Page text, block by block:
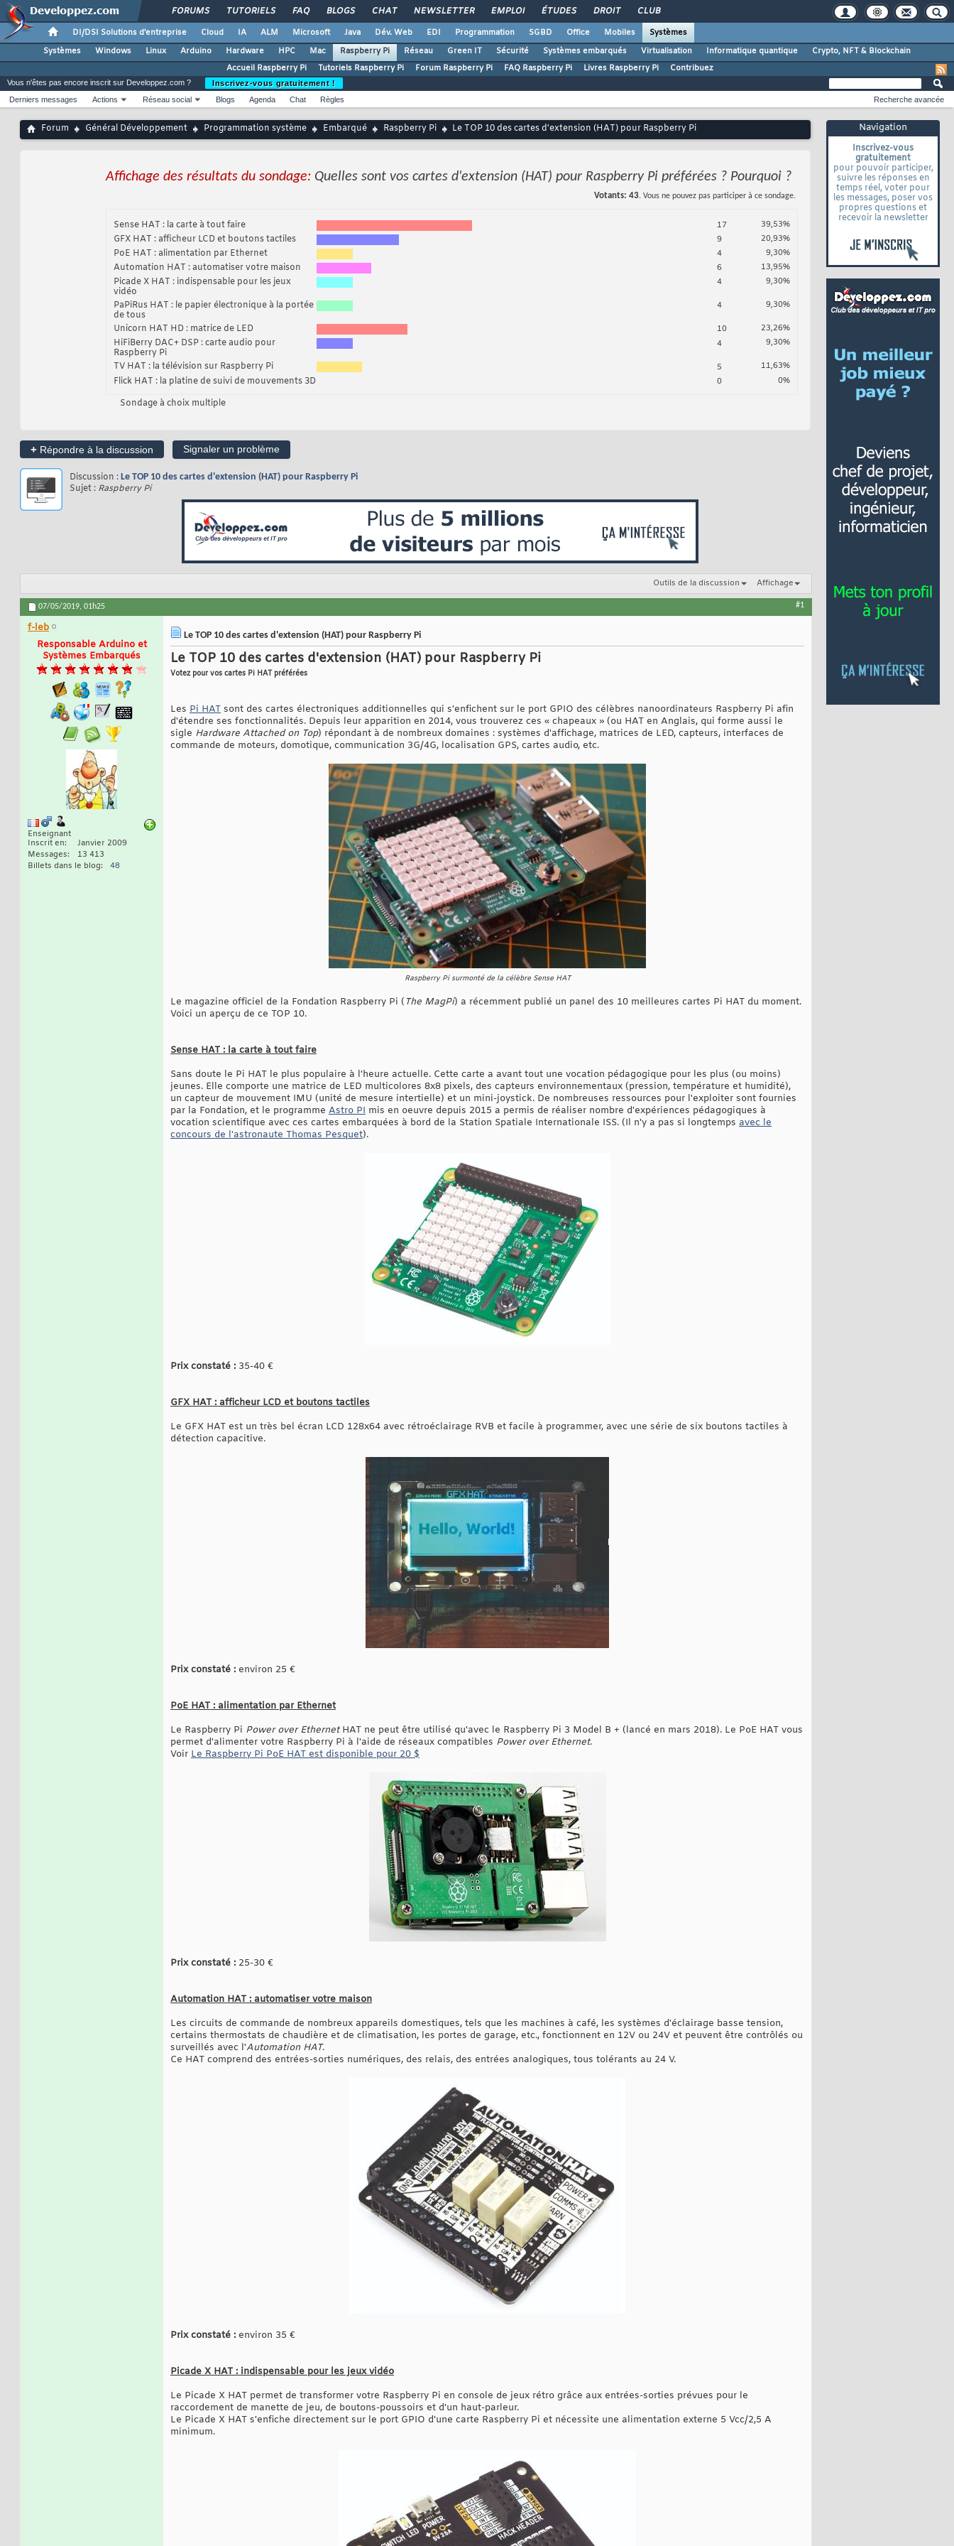
FORUMS TUTORIELS FAQ BLOGS CHAT NEWSLETTER EMPLOI ÉTUDES DROIT CLUB
DI/DSI Solutions d'entreprise Cloud IA ALM Microsoft Java Dév. Web EDI Programmation SGBD Office Mobiles
Systèmes
Systèmes
Windows Linux Arduino Hardware HPC Mac Raspberry Pi Réseau Green IT Sécurité Systèmes embarqués Virtualisation Informatique quantique
Crypto, NFT & Blockchain
Accueil Raspberry Pi
Tutoriels Raspberry Pi Forum Raspberry Pi FAQ Raspberry Pi Livres Raspberry Pi Contribuez
Navigation
Inscrivez-vous
gratuitement
pour pouvoir participer,
suivre les réponses en
temps réel, voter pour
les messages, poser vos
propres questions et
recevoir la newsletter
Vous n'êtes pas encore inscrit sur Developpez.com ?
Inscrivez-vous gratuitement !
Derniers messages
Actions Réseau social Blogs Agenda Chat Règles Recherche avancée
Forum Général Développement Programmation système Embarqué Raspberry Pi Le TOP 10 des cartes d'extension (HAT) pour Raspberry Pi
Affichage des résultats du sondage: Quelles sont vos cartes d'extension (HAT) pour Raspberry Pi préférées ? Pourquoi ?
Votants 43. Vous ne pouvez pas participer à ce sondage.
Sense HAT : la carte à tout faire 17 39,53%
GFX HAT : afficheur LCD et boutons tactiles 9 20,93%
PoE HAT : alimentation par Ethernet 4 9,30%
Automation HAT : automatiser votre maison 6 13,95%
Picade X HAT : indispensable pour les jeux
vidéo
4 9,30%
PaPiRus HAT : le papier électronique à la portée
de tous
4 9,30%
Unicorn HAT HD : matrice de LED 10 23,26%
HiFiBerry DAC+ DSP : carte audio pour
Raspberry Pi
4 9,30%
TV HAT : la télévision sur Raspberry Pi 5 11,63%
Flick HAT : la platine de suivi de mouvements 3D 0 0%
Sondage à choix multiple
+ Répondre à la discussion Signaler un problème
Discussion : Le TOP 10 des cartes d'extension (HAT) pour Raspberry Pi
Sujet : Raspberry Pi
Outils de la discussion Affichage
07/05/2019, 01h25 #1
f-leb
Responsable Arduino et
Systèmes Embarqués
Enseignant
Inscrit en
Janvier 2009
Messages
13 413
Billets dans le blog
48
Le TOP 10 des cartes d'extension (HAT) pour Raspberry Pi
Le TOP 10 des cartes d'extension (HAT) pour Raspberry Pi
Votez pour vos cartes Pi HAT préférées
Les Pi HAT sont des cartes électroniques additionnelles qui s'enfichent sur le port GPIO des célèbres nanoordinateurs Raspberry Pi afin
d'étendre ses fonctionnalités. Depuis leur apparition en 2014, vous trouverez ces « chapeaux » (ou HAT en Anglais, qui forme aussi le
sigle Hardware Attached on Top) répondant à de nombreux domaines : systèmes d'affichage, matrices de LED, capteurs, interfaces de
commande de moteurs, domotique, communication 3G/4G, localisation GPS, cartes audio, etc.
Raspberry Pi surmonté de la célèbre Sense HAT
Le magazine officiel de la Fondation Raspberry Pi ( The MagPi) a récemment publié un panel des 10 meilleures cartes Pi HAT du moment.
Voici un aperçu de ce TOP 10.
Sense HAT : la carte à tout faire
Sans doute le Pi HAT le plus populaire à l'heure actuelle. Cette carte a avant tout une vocation pédagogique pour les plus (ou moins)
jeunes. Elle comporte une matrice de LED multicolores 8x8 pixels, des capteurs environnementaux (pression, température et humidité),
un capteur de mouvement IMU (unité de mesure intertielle) et un mini-joystick. De nombreuses ressources pour l'exploiter sont fournies
par la Fondation, et le programme Astro PI mis en oeuvre depuis 2015 a permis de réaliser nombre d'expériences pédagogiques à
vocation scientifique avec ces cartes embarquées à bord de la Station Spatiale Internationale ISS. (Il n'y a pas si longtemps avec le
concours de l'astronaute Thomas Pesquet).
Prix constaté : 35-40 €
GFX HAT : afficheur LCD et boutons tactiles
Le GFX HAT est un très bel écran LCD 128x64 avec rétroéclairage RVB et facile à programmer, avec une série de six boutons tactiles à
détection capacitive.
Prix constaté : environ 25 €
PoE HAT : alimentation par Ethernet
Le Raspberry Pi Power over EthernetHAT ne peut être utilisé qu'avec le Raspberry Pi 3 Model B + (lancé en mars 2018). Le PoE HAT vous
permet d'alimenter votre Raspberry Pi à l'aide de réseaux compatibles Power over Ethernet.
Voir Le Raspberry Pi PoE HAT est disponible pour 20 $
Prix constaté : 25-30 €
Automation HAT : automatiser votre maison
Les circuits de commande de nombreux appareils domestiques, tels que les machines à café, les systèmes d'éclairage basse tension,
certains thermostats de chaudière et de climatisation, les portes de garage, etc., fonctionnent en 12V ou 24V et peuvent être contrôlés ou
surveillés avec l'Automation HAT.
Ce HAT comprend des entrées-sorties numériques, des relais, des entrées analogiques, tous tolérants au 24 V.
Prix constaté : environ 35 €
Picade X HAT : indispensable pour les jeux vidéo
Le Picade X HAT permet de transformer votre Raspberry Pi en console de jeux rétro grâce aux entrées-sorties prévues pour le
raccordement de manette de jeu, de boutons-poussoirs et d'un haut-parleur.
Le Picade X HAT s'enfiche directement sur le port GPIO d'une carte Raspberry Pi et nécessite une alimentation externe 5 Vcc/2,5 A
minimum.